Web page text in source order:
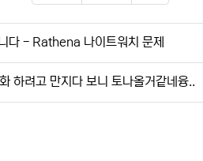
추천
비추천SNS 공유
다 - Rathena 나이트워치 문제
하려고 만지다 보니 토나올거같네융..